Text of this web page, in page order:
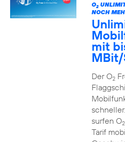
O2
NOCH
mit
Der O2
surfen O2
Tarif